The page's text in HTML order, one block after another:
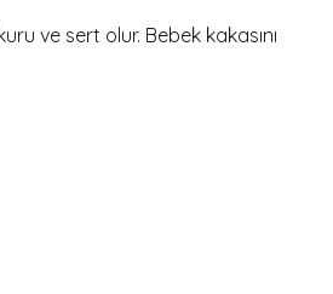
ve sert olur. Bebek kakasını